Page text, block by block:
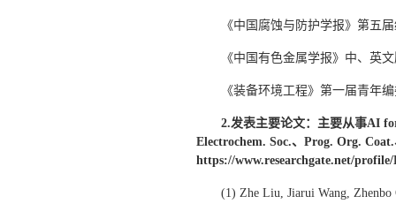
《中国腐蚀与防护学报》第五
《中国有色金属学报》中、英
《装备环境工程》第一届青年
2.发表主要论文： 主要从事AI
Electrochem. Soc.、Prog. Org.
https://www.researchgate.net/
(1) Zhe Liu, Jiarui Wang, Zhenbo